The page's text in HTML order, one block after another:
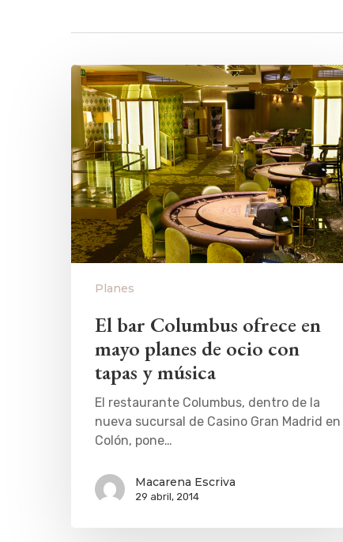
Planes
El bar Columbus ofrece en
mayo planes de ocio con
tapas y música
El restaurante Columbus, dentro de la
nueva sucursal de Casino Gran Madrid en
Colón, pone…
Macarena Escriva
29 abril, 2014